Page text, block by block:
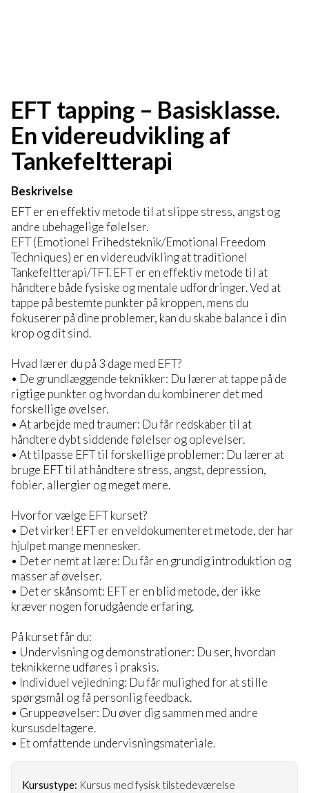
EFT tapping – Basisklasse.
En videreudvikling af
Tankefeltterapi
Beskrivelse
EFT er en effektiv metode til at slippe stress, angst og
andre ubehagelige følelser.
EFT (Emotionel Frihedsteknik/Emotional Freedom
Techniques) er en videreudvikling at traditionel
Tankefeltterapi/TFT. EFT er en effektiv metode til at
håndtere både fysiske og mentale udfordringer. Ved at
tappe på bestemte punkter på kroppen, mens du
fokuserer på dine problemer, kan du skabe balance i din
krop og dit sind.
Hvad lærer du på 3 dage med EFT?
• De grundlæggende teknikker: Du lærer at tappe på de
rigtige punkter og hvordan du kombinerer det med
forskellige øvelser.
• At arbejde med traumer: Du får redskaber til at
håndtere dybt siddende følelser og oplevelser.
• At tilpasse EFT til forskellige problemer: Du lærer at
bruge EFT til at håndtere stress, angst, depression,
fobier, allergier og meget mere.
Hvorfor vælge EFT kurset?
• Det virker! EFT er en veldokumenteret metode, der har
hjulpet mange mennesker.
• Det er nemt at lære: Du får en grundig introduktion og
masser af øvelser.
• Det er skånsomt: EFT er en blid metode, der ikke
kræver nogen forudgående erfaring.
På kurset får du:
• Undervisning og demonstrationer: Du ser, hvordan
teknikkerne udføres i praksis.
• Individuel vejledning: Du får mulighed for at stille
spørgsmål og få personlig feedback.
• Gruppeøvelser: Du øver dig sammen med andre
kursusdeltagere.
• Et omfattende undervisningsmateriale.
Kursustype: Kursus med fysisk tilstedeværelse